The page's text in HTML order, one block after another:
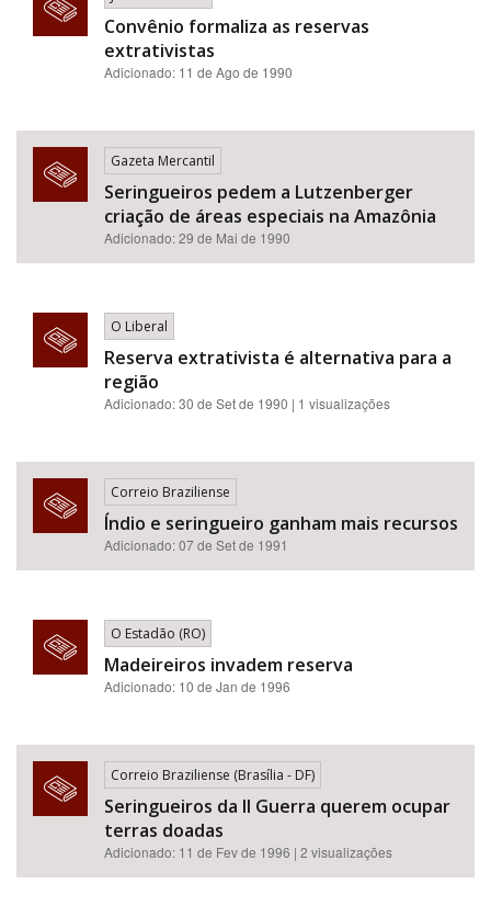
Convênio formaliza as reservas
extrativistas
Adicionado: 11 de Ago de 1990
Gazeta Mercantil
Seringueiros pedem a Lutzenberger
criação de áreas especiais na Amazônia
Adicionado: 29 de Mai de 1990
O Liberal
Reserva extrativista é alternativa para a
região
Adicionado: 30 de Set de 1990 | 1 visualizações
Correio Braziliense
Índio e seringueiro ganham mais recursos
Adicionado: 07 de Set de 1991
O Estadão (RO)
Madeireiros invadem reserva
Adicionado: 10 de Jan de 1996
Correio Braziliense (Brasília - DF)
Seringueiros da II Guerra querem ocupar
terras doadas
Adicionado: 11 de Fev de 1996 | 2 visualizações